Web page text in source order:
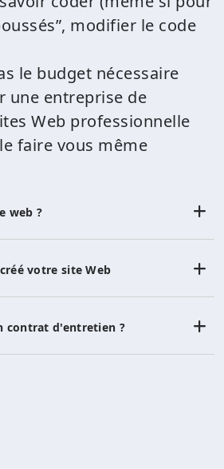
modifier le code
le budget nécessaire
une entreprise de
Web professionnelle
faire vous même
web ?
votre site Web
contrat d'entretien ?